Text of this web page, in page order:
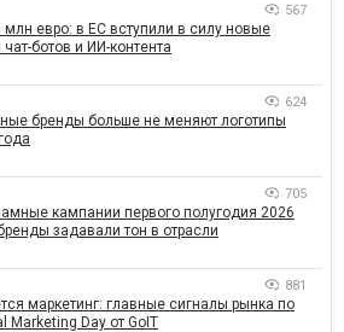
567
евро: в ЕС вступили в силу новые
ботов и ИИ-контента
624
бренды больше не меняют логотипы
705
кампании первого полугодия 2026
задавали тон в отрасли
881
маркетинг: главные сигналы рынка по
Marketing Day от GoIT